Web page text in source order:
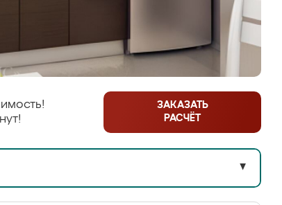
ЗАКАЗАТЬ
РАСЧЁТ
▼